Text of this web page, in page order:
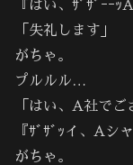
『はい、ｻﾞｻﾞｰｰｯ
「失礼します」
がちゃ。
プルルル…
「はい、A社でご
『ｻﾞｻﾞｯイ、Aシ
がちゃ。